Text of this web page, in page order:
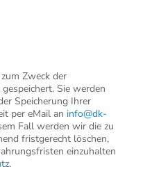
Zweck der
Sie werden
Speicherung Ihrer
per eMail an info@dk-
Fall werden wir die zu
fristgerecht löschen,
einzuhalten
.